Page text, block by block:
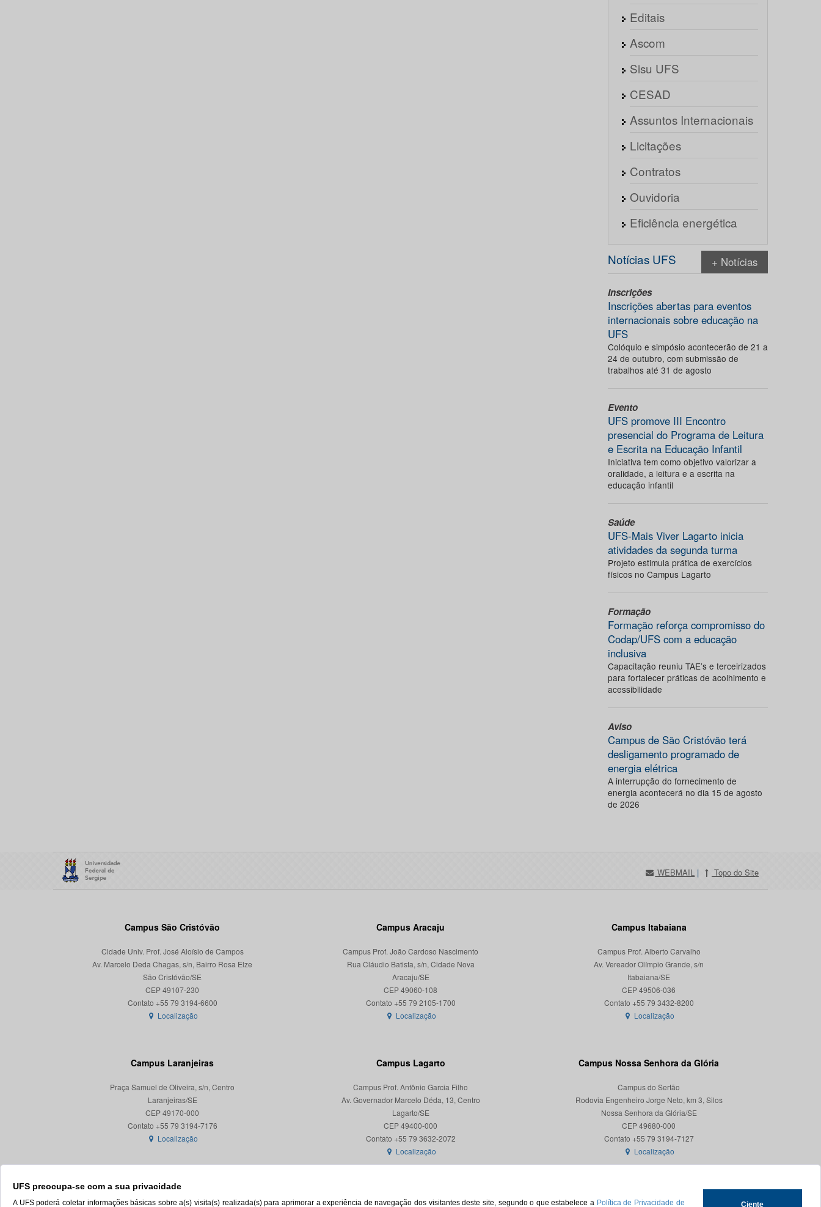
UFS preocupa-se com a sua privacidade
A UFS poderá coletar informações básicas sobre a(s) visita(s) realizada(s) para aprimorar a experiência de navegação dos visitantes deste site, segundo o que estabelece a Política de Privacidade de Ciente
Editais
Ascom
Sisu UFS
CESAD
Assuntos Internacionais
Licitações
Contratos
Ouvidoria
Eficiência energética
Notícias UFS + Notícias
Inscrições
Inscrições abertas para eventos
internacionais sobre educação na
UFS
Colóquio e simpósio acontecerão de 21 a
24 de outubro, com submissão de
trabalhos até 31 de agosto
Evento
UFS promove III Encontro
presencial do Programa de Leitura
e Escrita na Educação Infantil
Iniciativa tem como objetivo valorizar a
oralidade, a leitura e a escrita na
educação infantil
Saúde
UFS-Mais Viver Lagarto inicia
atividades da segunda turma
Projeto estimula prática de exercícios
físicos no Campus Lagarto
Formação
Formação reforça compromisso do
Codap/UFS com a educação
inclusiva
Capacitação reuniu TAE’s e terceirizados
para fortalecer práticas de acolhimento e
acessibilidade
Aviso
Campus de São Cristóvão terá
desligamento programado de
energia elétrica
A interrupção do fornecimento de
energia acontecerá no dia 15 de agosto
de 2026
WEBMAIL | Topo do Site
Campus São Cristóvão
Cidade Univ. Prof. José Aloísio de Campos
Av. Marcelo Deda Chagas, s/n, Bairro Rosa Elze
São Cristóvão/SE
CEP 49107-230
Localização
Campus Aracaju
Campus Prof. João Cardoso Nascimento
Rua Cláudio Batista, s/n, Cidade Nova
Aracaju/SE
CEP 49060-108
Localização
Campus Itabaiana
Campus Prof. Alberto Carvalho
Av. Vereador Olímpio Grande, s/n
Itabaiana/SE
CEP 49506-036
Localização
Campus Laranjeiras
Praça Samuel de Oliveira, s/n, Centro
Laranjeiras/SE
CEP 49170-000
Localização
Campus Lagarto
Campus Prof. Antônio Garcia Filho
Av. Governador Marcelo Déda, 13, Centro
Lagarto/SE
CEP 49400-000
Localização
Campus Nossa Senhora da Glória
Campus do Sertão
Rodovia Engenheiro Jorge Neto, km 3, Silos
Nossa Senhora da Glória/SE
CEP 49680-000
Contato +55 79 3194-7127
Localização